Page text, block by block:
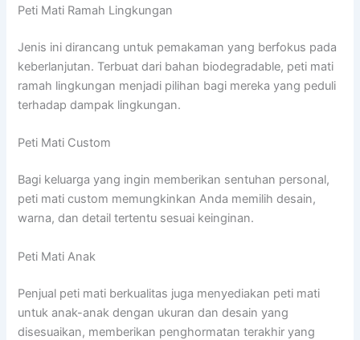
Peti Mati Ramah Lingkungan
Jenis ini dirancang untuk pemakaman yang berfokus pada
keberlanjutan. Terbuat dari bahan biodegradable, peti mati
ramah lingkungan menjadi pilihan bagi mereka yang peduli
terhadap dampak lingkungan.
Peti Mati Custom
Bagi keluarga yang ingin memberikan sentuhan personal,
peti mati custom memungkinkan Anda memilih desain,
warna, dan detail tertentu sesuai keinginan.
Peti Mati Anak
Penjual peti mati berkualitas juga menyediakan peti mati
untuk anak-anak dengan ukuran dan desain yang
disesuaikan, memberikan penghormatan terakhir yang